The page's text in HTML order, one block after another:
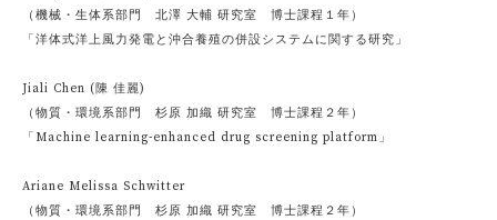
（機械・生体系部門 北澤 大輔 研究室 博士課程１年）
「洋体式洋上風力発電と沖合養殖の併設システムに関する研究」
Jiali Chen (陳 佳麗)
（物質・環境系部門 杉原 加織 研究室 博士課程２年）
「Machine learning-enhanced drug screening platform」
Ariane Melissa Schwitter
（物質・環境系部門 杉原 加織 研究室 博士課程２年）